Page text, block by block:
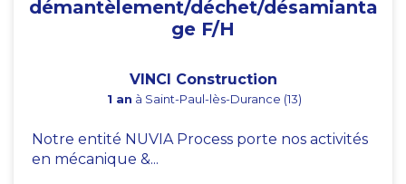
démantèlement/déchet/désamianta
ge F/H
VINCI Construction
1 an à Saint-Paul-lès-Durance (13)
Notre entité NUVIA Process porte nos activités
en mécanique &...